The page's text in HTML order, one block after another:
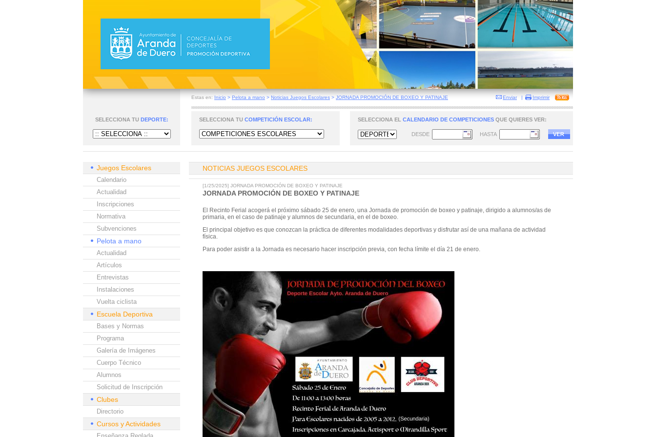
Estas en: Inicio > Pelota a mano > Noticias Juegos Escolares > JORNADA PROMOCIÓN DE BOXEO Y PATINAJE Enviar | Imprimir
SELECCIONA TU DEPORTE: SELECCIONA TU COMPETICIÓN ESCOLAR: SELECCIONA EL CALENDARIO DE COMPETICIONES QUE QUIERES VER:
DESDE HASTA
Juegos Escolares
Calendario
Actualidad
Inscripciones
Normativa
Subvenciones
Pelota a mano
Actualidad
Artículos
Entrevistas
Instalaciones
Vuelta ciclista
Escuela Deportiva
Bases y Normas
Programa
Galería de Imágenes
Cuerpo Técnico
Alumnos
Solicitud de Inscripción
Clubes
Directorio
Cursos y Actividades
NOTICIAS JUEGOS ESCOLARES
[1/25/2025] JORNADA PROMOCIÓN DE BOXEO Y PATINAJE
JORNADA PROMOCIÓN DE BOXEO Y PATINAJE
El Recinto Ferial acogerá el próximo sábado 25 de enero, una Jornada de promoción de boxeo y patinaje, dirigido a alumnos/as de
primaria, en el caso de patinaje y alumnos de secundaria, en el de boxeo.
El principal objetivo es que conozcan la práctica de diferentes modalidades deportivas y disfrutar así de una mañana de actividad
física.
Para poder asistir a la Jornada es necesario hacer inscripción previa, con fecha límite el día 21 de enero.